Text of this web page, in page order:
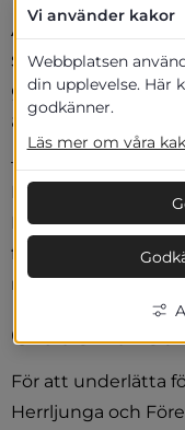
Arbetet med
småföretagare
genom att
av konsulthjälp.
– Coronaviruset
Herrljunga är inget
Holmström,
förändrats från den
många är
Gratis
För att underlätta
Herrljunga och
Vi använder kakor
Webbplatsen
din upplevelse. Här
godkänner.
Läs mer om våra